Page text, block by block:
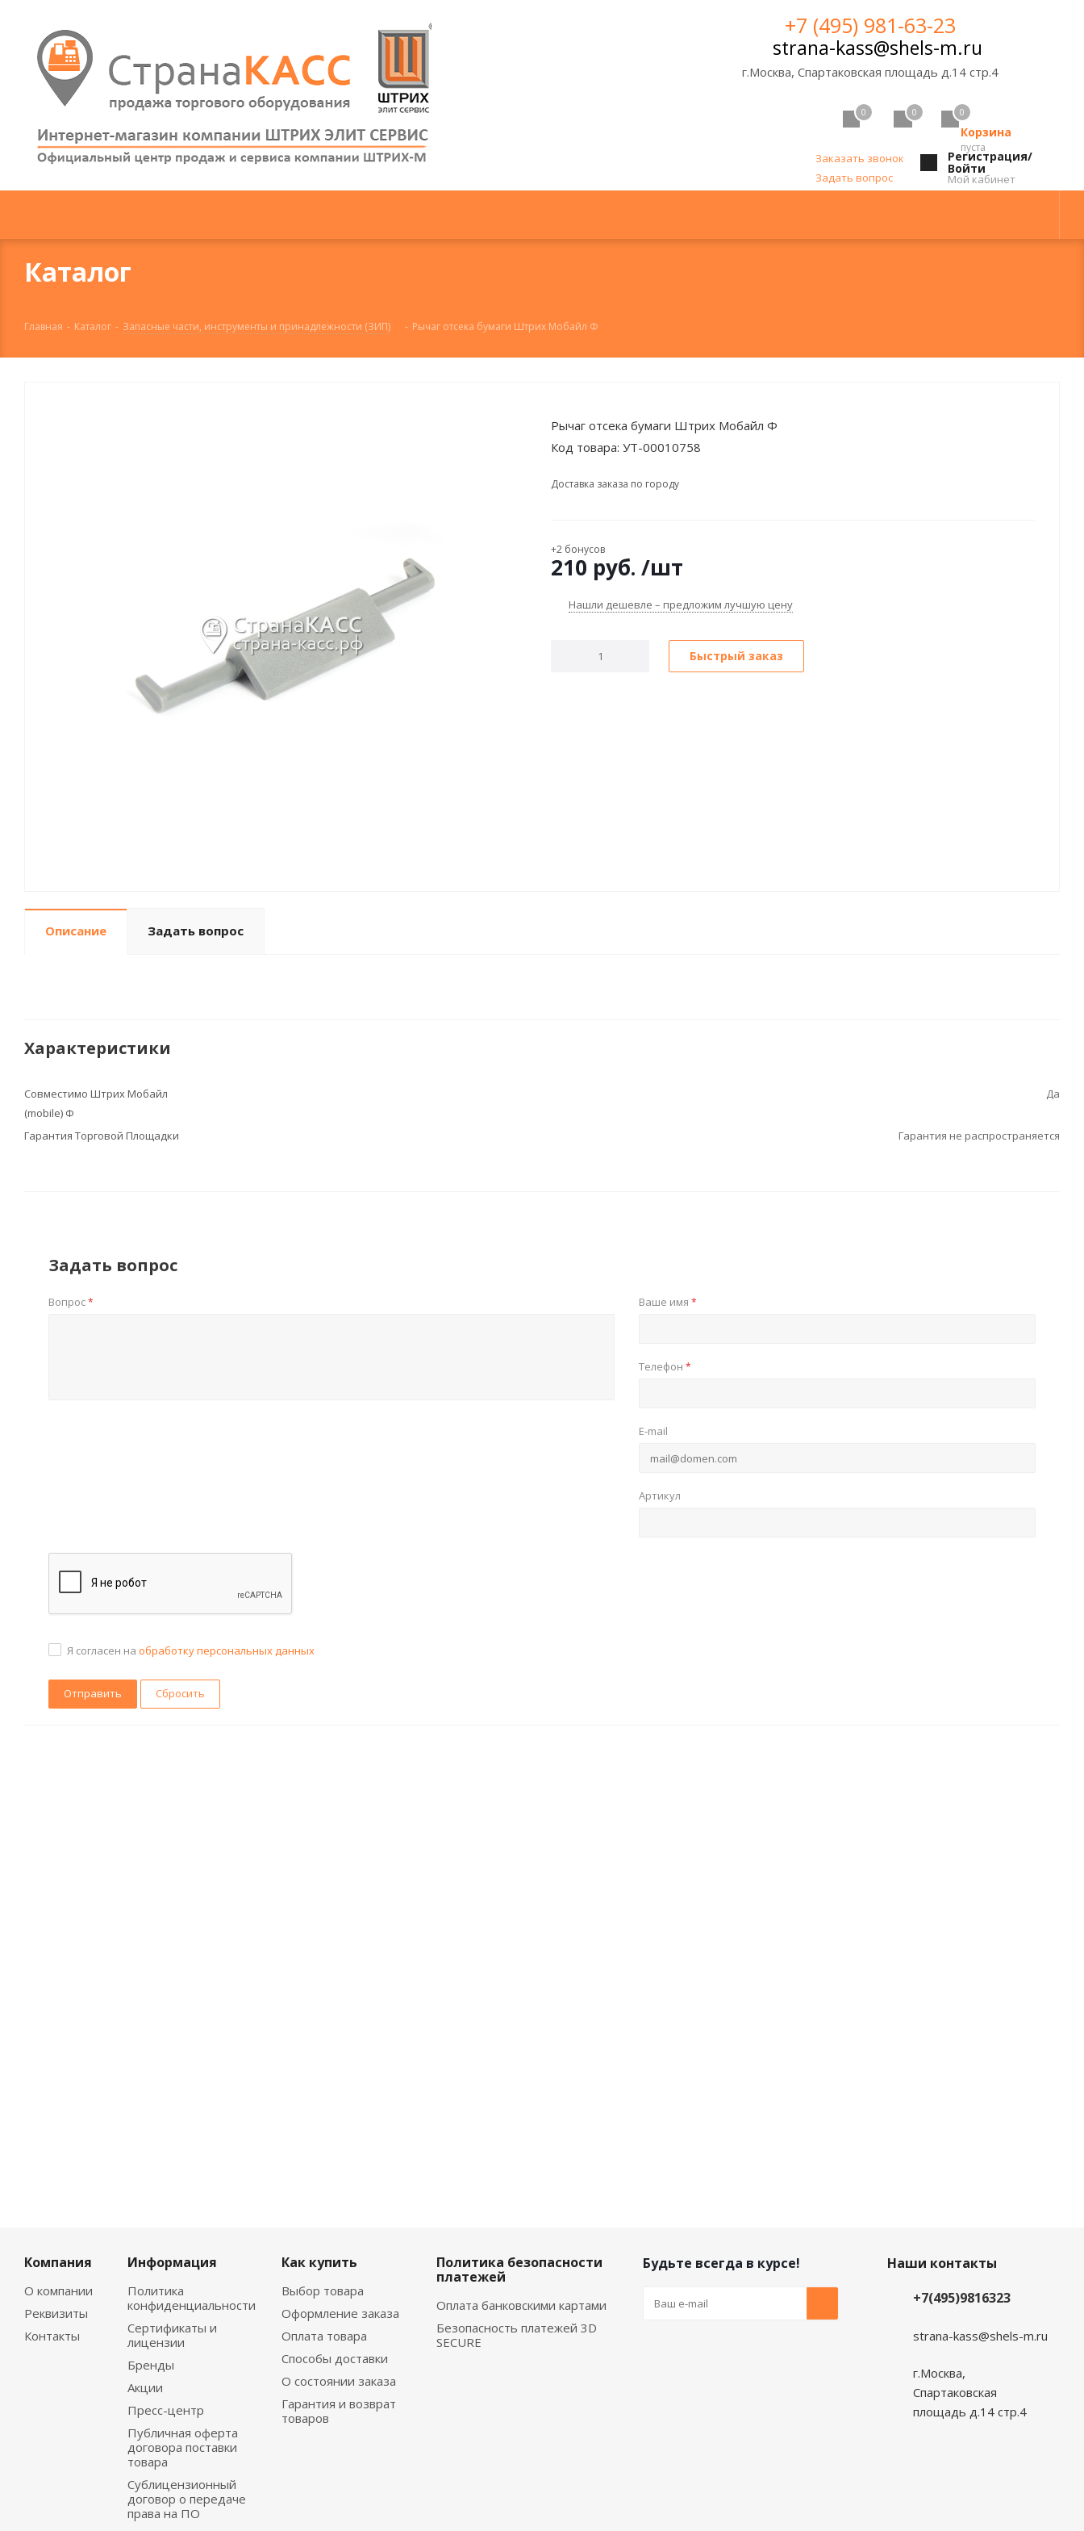
+7 (495) 981-63-23
strana-kass@shels-m.ru
г.Москва, Спартаковская площадь д.14 стр.4
0 0
Корзина
пуста
0
Регистрация/
Войти
Мой кабинет
Заказать звонок
Задать вопрос
Каталог
Главная - Каталог - Запасные части, инструменты и принадлежности (ЗИП) - Рычаг отсека бумаги Штрих Мобайл Ф
Рычаг отсека бумаги Штрих Мобайл Ф
Код товара: УТ-00010758
Доставка заказа по городу
+2 бонусов
210 руб. /шт
Нашли дешевле – предложим лучшую цену
Быстрый заказ
Описание Задать вопрос
Характеристики
Совместимо Штрих Мобайл
(mobile) Ф
Да
Гарантия Торговой Площадки Гарантия не распространяется
Задать вопрос
Вопрос* Ваше имя *
Телефон *
E-mail
Артикул
Я согласен на обработку персональных данных
Сбросить
Компания
О компании
Реквизиты
Контакты
Информация
Политика
конфиденциальности
Сертификаты и
лицензии
Бренды
Акции
Пресс-центр
Публичная оферта
договора поставки
товара
Сублицензионный
договор о передаче
права на ПО
Как купить
Выбор товара
Оформление заказа
Оплата товара
Способы доставки
О состоянии заказа
Гарантия и возврат
товаров
Политика безопасности
платежей
Оплата банковскими картами
Безопасность платежей 3D
SECURE
Будьте всегда в курсе!
Наши контакты
+7(495)9816323
strana-kass@shels-m.ru
г.Москва,
Спартаковская
площадь д.14 стр.4